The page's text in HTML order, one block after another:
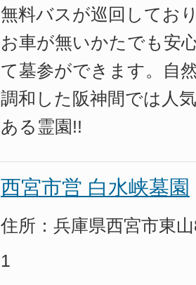
無料バスが巡回してお
お車が無いかたでも安
て墓参ができます。自
調和した阪神間では人
ある霊園!!
西宮市営 白水峡墓園
住所：兵庫県西宮市東
1